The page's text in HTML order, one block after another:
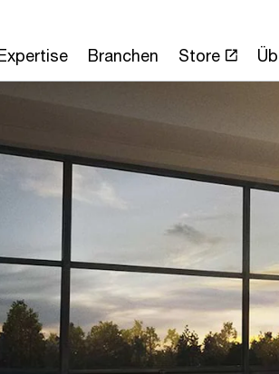
Branchen Store